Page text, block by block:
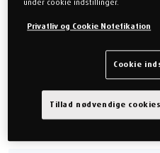
Vælg din madras følelse
Firm
under cookie indstillinger.
Privatliv og Cookie Notefikation
Cookie
Tillad nødvendige cookies